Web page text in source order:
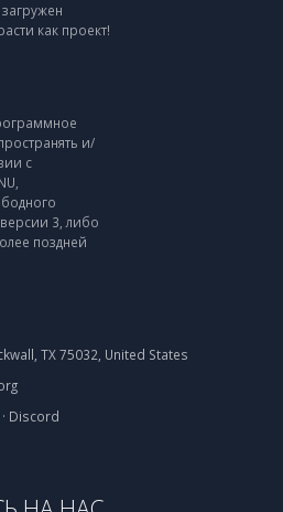
как проект!
и/
с
3, либо
поздней
TX 75032, United States
· Discord